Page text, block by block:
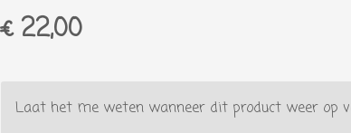
€ 22,00
Laat het me weten wanneer dit product weer op